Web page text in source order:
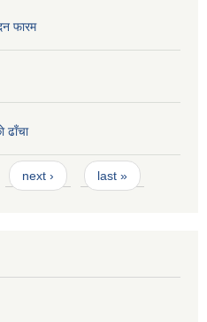
फारम
ढाँचा
next › last »